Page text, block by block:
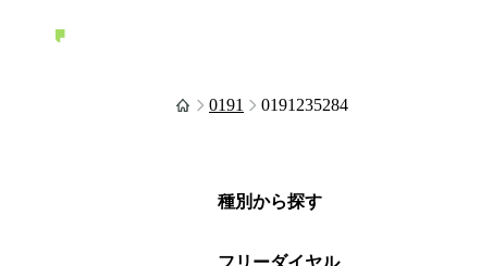
0191 0191235284
種別から探す
フリーダイヤル